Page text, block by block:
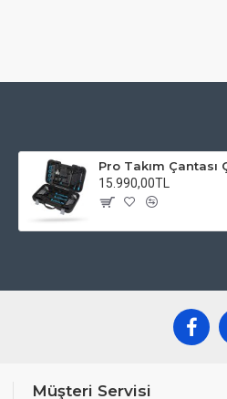
15.990,00TL
Müşteri Servisi